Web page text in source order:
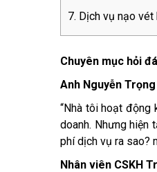
Dịch vụ nạo vét
Chuyên mục hỏi
Anh Nguyễn
“Nhà tôi hoạt động
doanh. Nhưng hiện
phí dịch vụ ra sao?
Nhân viên CSKH